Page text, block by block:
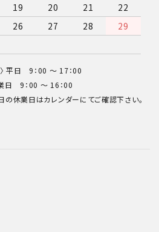
検索する
19 20 21
22
26 27 28
29
平日 9：00 〜 17：00
日 9：00 〜 16：00
の休業日はカレンダーにてご確認下さい。